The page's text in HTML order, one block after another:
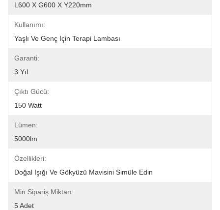
L600 X G600 X Y220mm
Kullanımı:
Yaşlı Ve Genç Için Terapi Lambası
Garanti:
3 Yıl
Çıktı Gücü:
150 Watt
Lümen:
5000lm
Özellikleri:
Doğal Işığı Ve Gökyüzü Mavisini Simüle Edin
Min Sipariş Miktarı:
5 Adet